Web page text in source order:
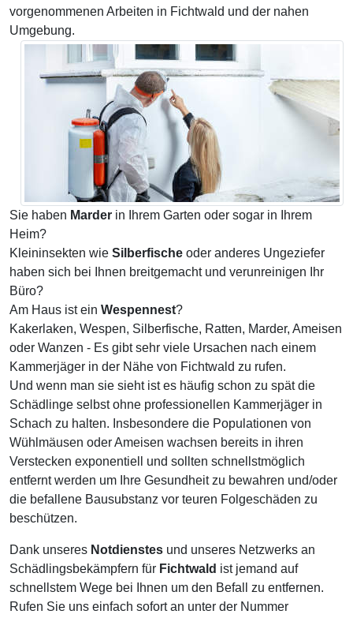
vorgenommenen Arbeiten in Fichtwald und der nahen
Umgebung.
Sie haben Marder in Ihrem Garten oder sogar in Ihrem
Heim?
Kleininsekten wie Silberfische oder anderes Ungeziefer
haben sich bei Ihnen breitgemacht und verunreinigen Ihr
Büro?
Am Haus ist ein Wespennest?
Kakerlaken, Wespen, Silberfische, Ratten, Marder, Ameisen
oder Wanzen - Es gibt sehr viele Ursachen nach einem
Kammerjäger in der Nähe von Fichtwald zu rufen.
Und wenn man sie sieht ist es häufig schon zu spät die
Schädlinge selbst ohne professionellen Kammerjäger in
Schach zu halten. Insbesondere die Populationen von
Wühlmäusen oder Ameisen wachsen bereits in ihren
Verstecken exponentiell und sollten schnellstmöglich
entfernt werden um Ihre Gesundheit zu bewahren und/oder
die befallene Bausubstanz vor teuren Folgeschäden zu
beschützen.
Dank unseres Notdienstes und unseres Netzwerks an
Schädlingsbekämpfern für Fichtwald ist jemand auf
schnellstem Wege bei Ihnen um den Befall zu entfernen.
Rufen Sie uns einfach sofort an unter der Nummer